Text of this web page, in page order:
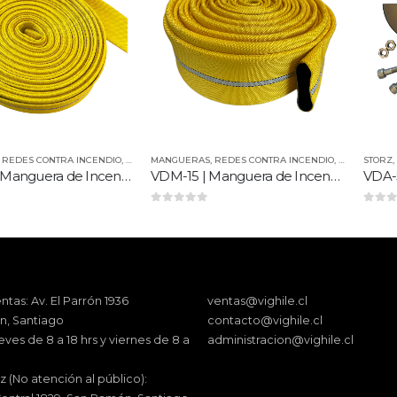
INCENDIO, STREK
VDM-60 | Manguera de Incendio Strek
MANGUERAS,REDES CONTRA INCENDIO, STREK
VDM-15 | Manguera de Incendio Strek
STORZ, STREK,
Av. El Parrón 1936
Santiago
de 8 a 18 hrs y viernes de 8 a
(No atención al público):
ventas@vighile.cl
contacto@vighile.cl
administracion@vighile.cl